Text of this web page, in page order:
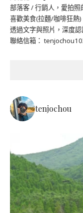
部落客 / 行銷人，愛拍照
喜歡美食(拉麵/咖啡狂熱
透過文字與照片，深度
聯絡信箱：
tenjochou